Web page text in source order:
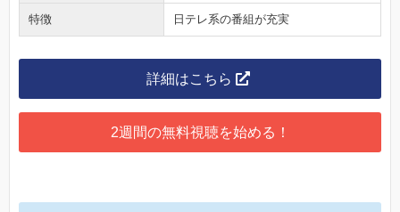
特徴 日テレ系の番組が充実
詳細はこちら
2週間の無料視聴を始める！